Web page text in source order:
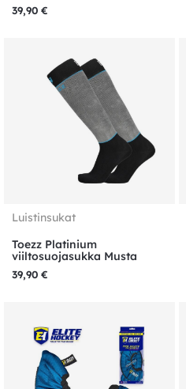
39,90 €
Luistinsukat
Toezz Platinium
viiltosuojasukka Musta
39,90 €